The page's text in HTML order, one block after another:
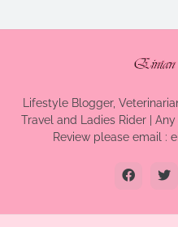
Lifestyle Blogger,
Travel and Ladies Rider |
Review please email :